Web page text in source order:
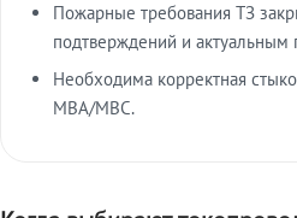
Пожарные требования ТЗ
подтверждений и актуальным
Необходима корректная
МВА/МВС.